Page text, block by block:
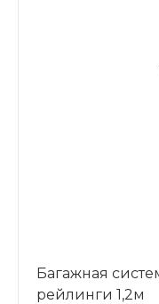
Багажная
рейлинги 1,2м